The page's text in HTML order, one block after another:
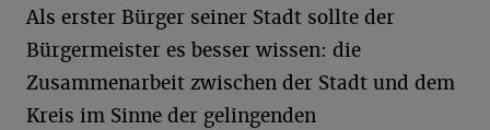
Als erster Bürger seiner Stadt sollte der
Bürgermeister es besser wissen: die
Zusammenarbeit zwischen der Stadt und dem
Kreis im Sinne der gelingenden